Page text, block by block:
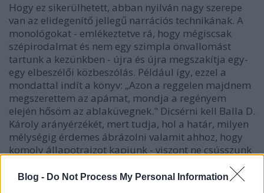
Blog - Do Not Process My Personal Information
Hogy ez sikerülhetett, abban nyilván nagy szerepe
van az elidegenítő jellegű narrációs technikának. A
monológokat - emlékeztetve rá, hogy mégiscsak
szépirodalmat és nem egy szimpla önvallomást
tartunk a kezünkben - újra és újra megszakítja egy-
egy elbeszélői közbeszólás. Például így, ezzel a
mondattal indít a könyv: „Azon a reggelen majdnem
megszerettem az apámat, mondja a regényem
elején hősöm az ablaküvegnek." Dicsérni kell Balla D.
Károly arányérzékét, mert tudja, hol a határ, milyen
mélységig érdemes ábrázolni valamit ahhoz, hogy
komoly állapotrajzot kapjunk - viszont ne csússzunk
szerencsére, „csak" hatásos, és nem hatásvadász.